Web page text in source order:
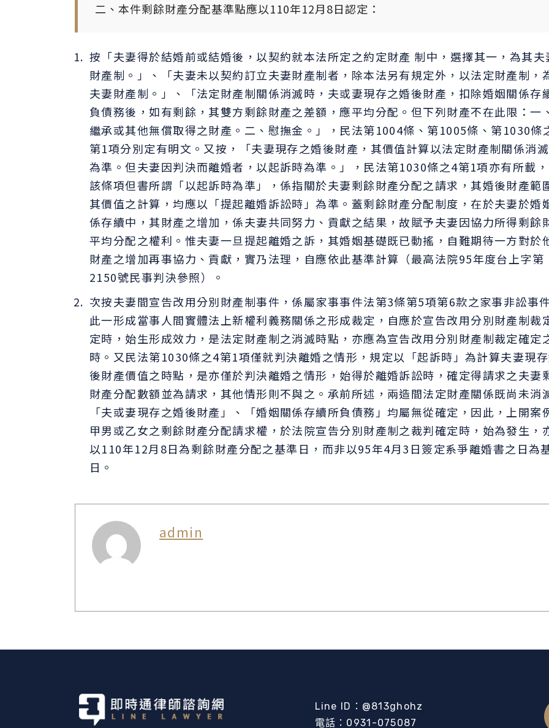
二、本件剩餘財產分配基準點應以110年12月8日認定：
按「夫妻得於結婚前或結婚後，以契約就本法所定之約定財產 制中，選擇其一，為其夫
財產制。」、「夫妻未以契約訂立夫妻財產制者，除本法另有規定外，以法定財產制，
夫妻財產制。」、「法定財產制關係消滅時，夫或妻現存之婚後財產，扣除婚姻關係存
負債務後，如有剩餘，其雙方剩餘財產之差額，應平均分配。但下列財產不在此限：一
繼承或其他無償取得之財產。二、慰撫金。」，民法第1004條、第1005條、第1030條
第1項分別定有明文。又按，「夫妻現存之婚後財產，其價值計算以法定財產制關係消
為準。但夫妻因判決而離婚者，以起訴時為準。」，民法第1030條之4第1項亦有所載
該條項但書所謂「以起訴時為準」，係指關於夫妻剩餘財產分配之請求，其婚後財產範
其價值之計算，均應以「提起離婚訴訟時」為準。蓋剩餘財產分配制度，在於夫妻於婚
係存續中，其財產之增加，係夫妻共同努力、貢獻之結果，故賦予夫妻因協力所得剩餘
平均分配之權利。惟夫妻一旦提起離婚之訴，其婚姻基礎既已動搖，自難期待一方對於
財產之增加再事協力、貢獻，實乃法理，自應依此基準計算（最高法院95年度台上字第
2150號民事判決參照）。
次按夫妻間宣告改用分別財產制事件，係屬家事事件法第3條第5項第6款之家事非訟事
此一形成當事人間實體法上新權利義務關係之形成裁定，自應於宣告改用分別財產制裁
定時，始生形成效力，是法定財產制之消滅時點，亦應為宣告改用分別財產制裁定確定
時。又民法第1030條之4第1項僅就判決離婚之情形，規定以「起訴時」為計算夫妻現
後財產價值之時點，是亦僅於判決離婚之情形，始得於離婚訴訟時，確定得請求之夫妻
財產分配數額並為請求，其他情形則不與之。承前所述，兩造間法定財產關係既尚未消
「夫或妻現存之婚後財產」、「婚姻關係存續所負債務」均屬無從確定，因此，上開案
甲男或乙女之剩餘財產分配請求權，於法院宣告分別財產制之裁判確定時，始為發生，
以110年12月8日為剩餘財產分配之基準日，而非以95年4月3日簽定系爭離婚書之日為
日。
admin
Line ID：@813ghohz
電話：0931-075087